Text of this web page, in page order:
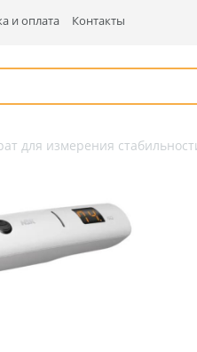
и оплата Контакты
для измерения